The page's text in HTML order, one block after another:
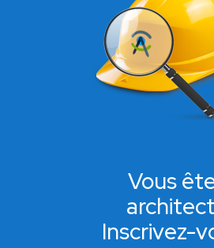
Vous
Inscrivez-